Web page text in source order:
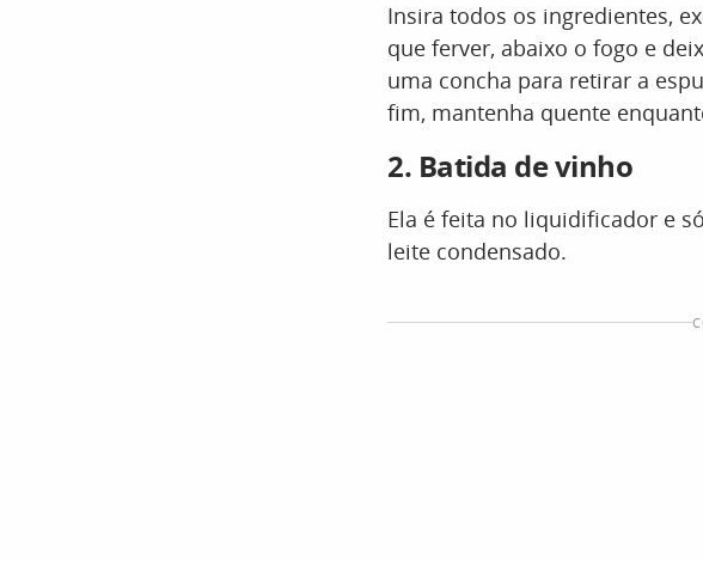
Insira todos os ingredientes,
que ferver, abaixo o fogo e
uma concha para retirar a
fim, mantenha quente
2. Batida de vinho
Ela é feita no liquidificador e
leite condensado.